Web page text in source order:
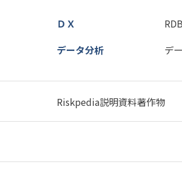
ＤＸ
データ分析
デ
Riskpedia説明資料著作物